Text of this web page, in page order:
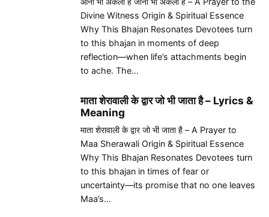
Divine Witness Origin & Spiritual Essence
Why This Bhajan Resonates Devotees turn
to this bhajan in moments of deep
reflection—when life’s attachments begin
to ache. The…
माता शेरावाली के द्वार जो भी जाता है – Lyrics &
Meaning
माता शेरावाली के द्वार जो भी जाता है – A Prayer to
Maa Sherawali Origin & Spiritual Essence
Why This Bhajan Resonates Devotees turn
to this bhajan in times of fear or
uncertainty—its promise that no one leaves
Maa’s…